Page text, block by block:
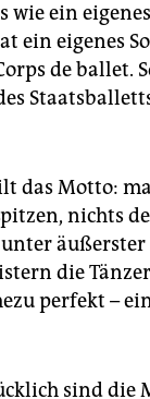
wie ein
ein eigenes
de ballet.
das Motto:
nichts
die
perfekt –
sind die